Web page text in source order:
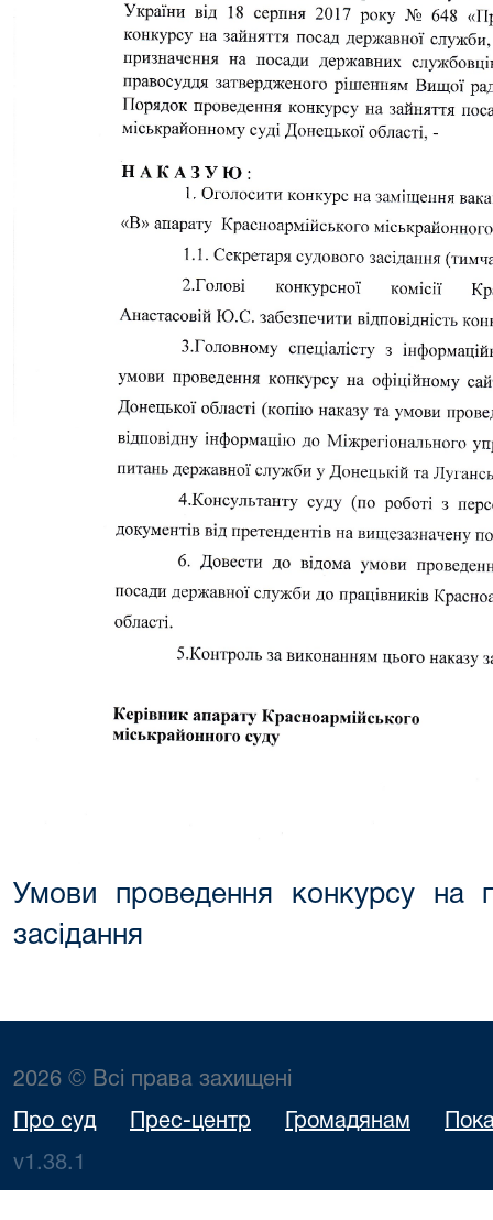
Умови проведення конкурсу на
засідання
2026 © Всі права захищені
Про суд Прес-центр Громадянам
v1.38.1